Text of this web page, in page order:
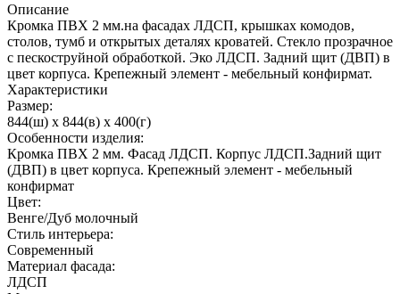
Описание
Кромка ПВХ 2 мм.на фасадах ЛДСП, крышках комодов,
столов, тумб и открытых деталях кроватей. Стекло прозрачное
с пескоструйной обработкой. Эко ЛДСП. Задний щит (ДВП) в
цвет корпуса. Крепежный элемент - мебельный конфирмат.
Характеристики
Размер:
844(ш) x 844(в) x 400(г)
Особенности изделия:
Кромка ПВХ 2 мм. Фасад ЛДСП. Корпус ЛДСП.Задний щит
(ДВП) в цвет корпуса. Крепежный элемент - мебельный
конфирмат
Цвет:
Венге/Дуб молочный
Стиль интерьера:
Современный
Материал фасада:
ЛДСП